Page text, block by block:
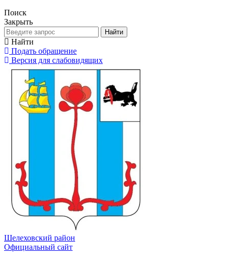
Поиск
Закрыть
Найти
Найти
Подать обращение
Версия для слабовидящих
Шелеховский район
Официальный сайт